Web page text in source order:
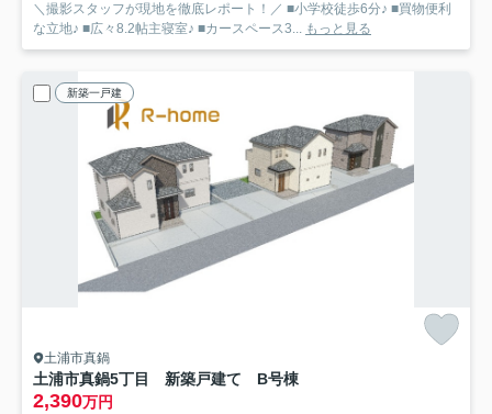
＼撮影スタッフが現地を徹底レポート！／ ■小学校徒歩6分♪ ■買物便利
な立地♪ ■広々8.2帖主寝室♪ ■カースペース3... もっと見る
新築一戸建
土浦市真鍋
土浦市真鍋5丁目 新築戸建て B号棟
2,390万円